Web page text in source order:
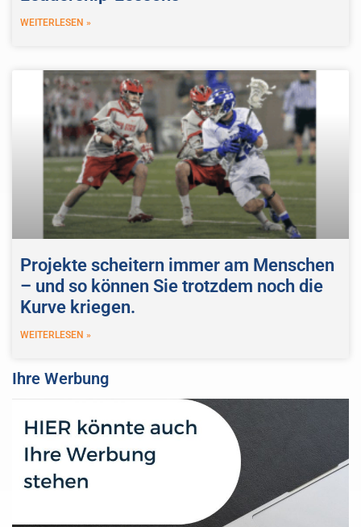
WEITERLESEN »
Projekte scheitern immer am Menschen
– und so können Sie trotzdem noch die
Kurve kriegen.
WEITERLESEN »
Ihre Werbung